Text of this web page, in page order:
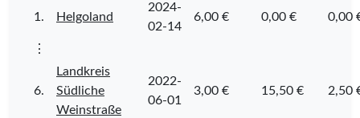
1. Helgoland
2024-
02-14
6,00 € 0,00 € 0,00
⋮
6.
Landkreis
Südliche
Weinstraße
2022-
06-01
3,00 € 15,50 € 2,50